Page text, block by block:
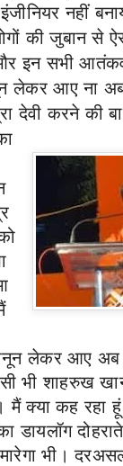
नहीं
की जुबान से
इन सभी
लेकर आए ना
देवी करने की
लेकर आए अब
भी शाहरुख
मैं क्या कह रहा
डायलॉग
भी।